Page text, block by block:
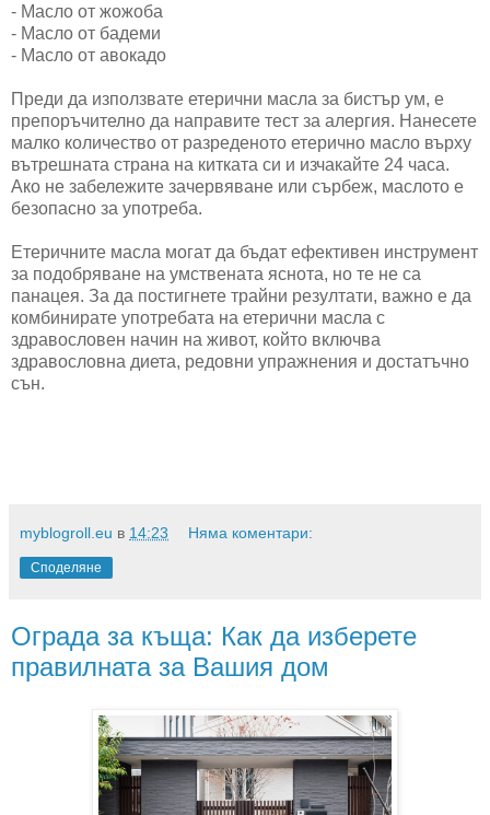
- Масло от жожоба
- Масло от бадеми
- Масло от авокадо
Преди да използвате етерични масла за бистър ум, е
препоръчително да направите тест за алергия. Нанесете
малко количество от разреденото етерично масло върху
вътрешната страна на китката си и изчакайте 24 часа.
Ако не забележите зачервяване или сърбеж, маслото е
безопасно за употреба.
Етеричните масла могат да бъдат ефективен инструмент
за подобряване на умствената яснота, но те не са
панацея. За да постигнете трайни резултати, важно е да
комбинирате употребата на етерични масла с
здравословен начин на живот, който включва
здравословна диета, редовни упражнения и достатъчно
сън.
myblogroll.eu в 14:23 Няма коментари:
Споделяне
Ограда за къща: Как да изберете
правилната за Вашия дом